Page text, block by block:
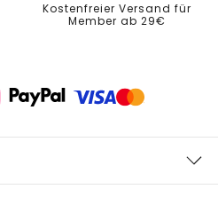
Kostenfreier Versand für
Member ab 29€